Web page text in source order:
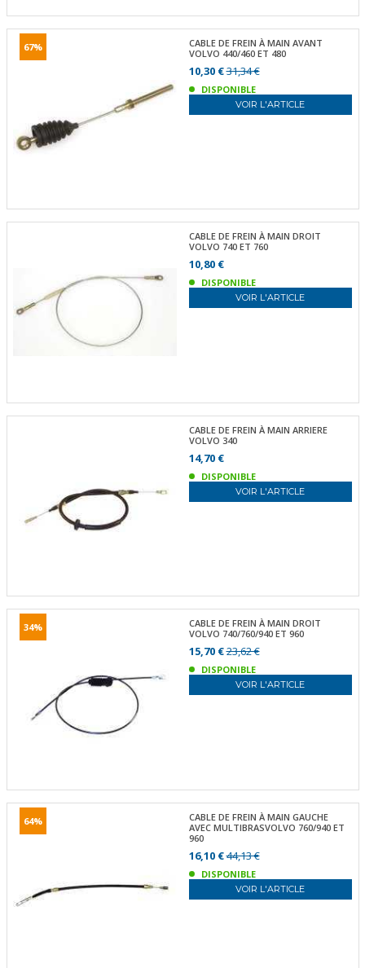
67%
CABLE DE FREIN À MAIN AVANT
VOLVO 440/460 ET 480
10,30 €31,34 €
DISPONIBLE
VOIR L'ARTICLE
CABLE DE FREIN À MAIN DROIT
VOLVO 740 ET 760
10,80 €
DISPONIBLE
VOIR L'ARTICLE
CABLE DE FREIN À MAIN ARRIERE
VOLVO 340
14,70 €
DISPONIBLE
VOIR L'ARTICLE
34%
CABLE DE FREIN À MAIN DROIT
VOLVO 740/760/940 ET 960
15,70 €23,62 €
DISPONIBLE
VOIR L'ARTICLE
64%
CABLE DE FREIN À MAIN GAUCHE
AVEC MULTIBRASVOLVO 760/940 ET
960
16,10 €44,13 €
DISPONIBLE
VOIR L'ARTICLE